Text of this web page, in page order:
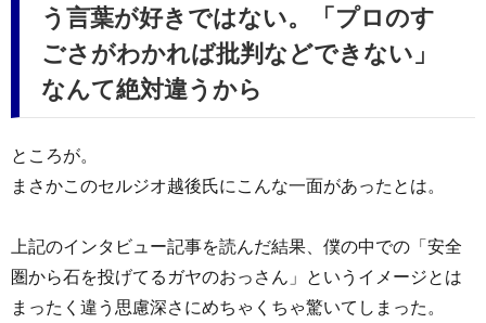
う言葉が好きではない。「プロのす
ごさがわかれば批判などできない」
なんて絶対違うから
ところが。
まさかこのセルジオ越後氏にこんな一面があったとは。
上記のインタビュー記事を読んだ結果、僕の中での「安全
圏から石を投げてるガヤのおっさん」というイメージとは
まったく違う思慮深さにめちゃくちゃ驚いてしまった。